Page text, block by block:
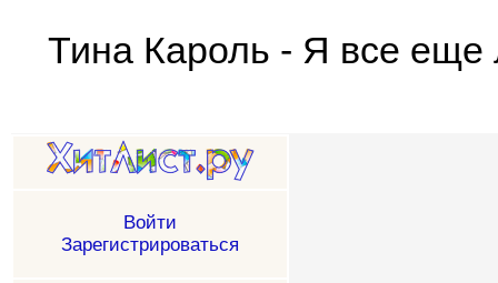
Тина Кароль - Я все
Войти
Зарегистрироваться